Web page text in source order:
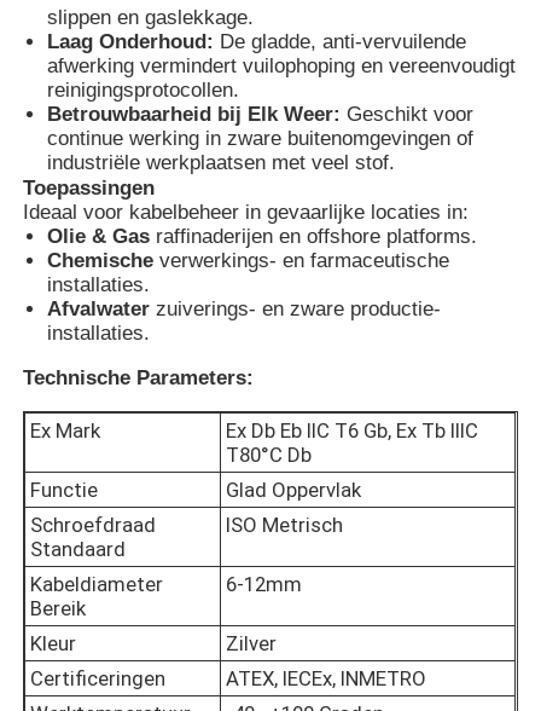
Fabrieksreis
Kwaliteitscontrole
Contacteer ons
Vraag een offerte aan
Explosiebestendige Verlichting
Explosiebestendig Alarmlicht
explosieveilige ventilator
Explosieveilige Doos
explosieveilige schakelaar
slippen en gaslekkage.
Laag Onderhoud: De gladde, anti-vervuilende
afwerking vermindert vuilophoping en vereenvoudigt
reinigingsprotocollen.
Betrouwbaarheid bij Elk Weer: Geschikt voor
continue werking in zware buitenomgevingen of
industriële werkplaatsen met veel stof.
Toepassingen
Ideaal voor kabelbeheer in gevaarlijke locaties in:
Olie & Gas raffinaderijen en offshore platforms.
Chemische verwerkings- en farmaceutische
installaties.
Afvalwater zuiverings- en zware productie-
installaties.
Technische Parameters:
Ex Mark
Ex Db Eb IIC T6 Gb, Ex Tb IIIC
T80°C Db
Functie
Glad Oppervlak
Schroefdraad
Standaard
ISO Metrisch
Kabeldiameter
Bereik
6-12mm
Kleur
Zilver
Certificeringen
ATEX, IECEx, INMETRO